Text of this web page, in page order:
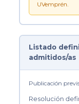
UVemprén.
Listado
admitidos/as
Publicación
Resolución